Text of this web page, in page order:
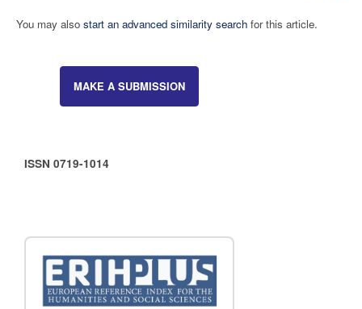
You may also start an advanced similarity searchfor this article.
MAKE A SUBMISSION
ISSN 0719-1014